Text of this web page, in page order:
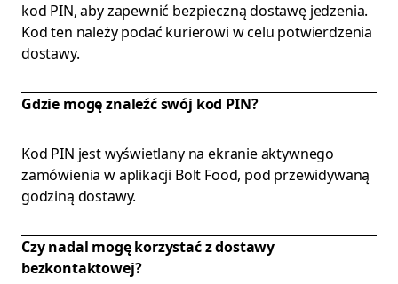
kod PIN, aby zapewnić bezpieczną dostawę jedzenia.
Kod ten należy podać kurierowi w celu potwierdzenia
dostawy.
Gdzie mogę znaleźć swój kod PIN?
Kod PIN jest wyświetlany na ekranie aktywnego
zamówienia w aplikacji Bolt Food, pod przewidywaną
godziną dostawy.
Czy nadal mogę korzystać z dostawy
bezkontaktowej?